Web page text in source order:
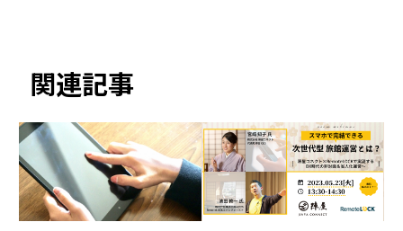
関連記事